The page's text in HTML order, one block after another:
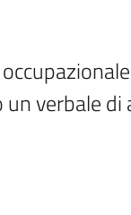
verbale di